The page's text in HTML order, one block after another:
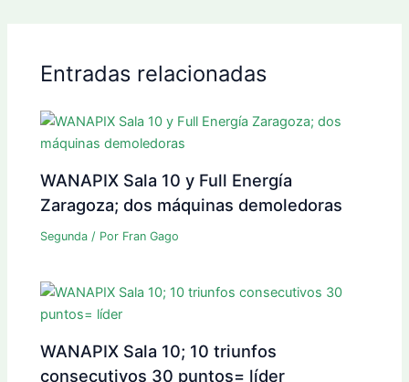
Entradas relacionadas
WANAPIX Sala 10 y Full Energía
Zaragoza; dos máquinas demoledoras
Segunda / Por Fran Gago
WANAPIX Sala 10; 10 triunfos
consecutivos 30 puntos= líder